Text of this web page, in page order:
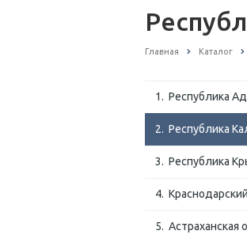
Главная Каталог
1. Республика
2. Республика
3. Республика
4.
5. Астраханская